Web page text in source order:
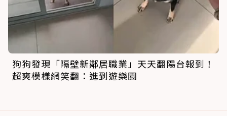
狗狗發現「隔壁新鄰居職業」天天翻陽台報到！
超爽模樣網笑翻：進到遊樂園